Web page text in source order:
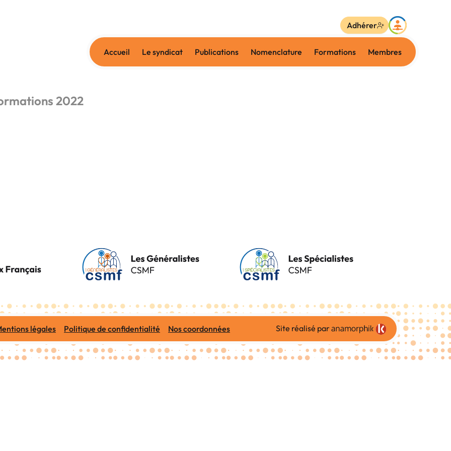
Accueil Le syndicat Publications Nomenclature Formations Membres
Adhérer
2022
légales Politique de confidentialité Nos coordonnées Site réalisé par